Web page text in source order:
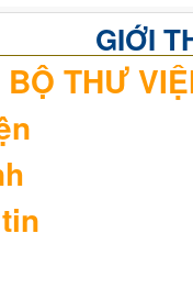
ĐỀ
TRUNG
GIỚI
BỘ THƯ